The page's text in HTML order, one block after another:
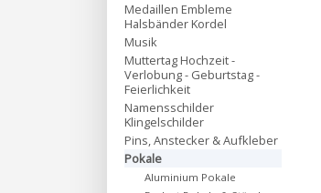
Medaillen Embleme
Halsbänder Kordel
Musik
Muttertag Hochzeit -
Verlobung - Geburtstag -
Feierlichkeit
Namensschilder
Klingelschilder
Pins, Anstecker & Aufkleber
Pokale
Aluminium Pokale